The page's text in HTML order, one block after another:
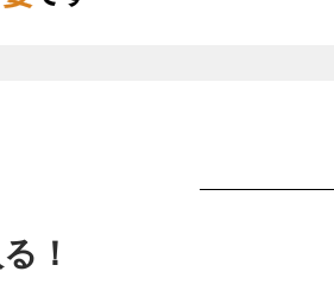
！